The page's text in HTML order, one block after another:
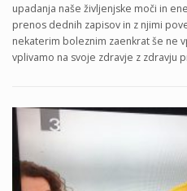
upadanja naše življenjske moči in
prenos dednih zapisov in z njimi
nekaterim boleznim zaenkrat še ne
vplivamo na svoje zdravje z zdravju